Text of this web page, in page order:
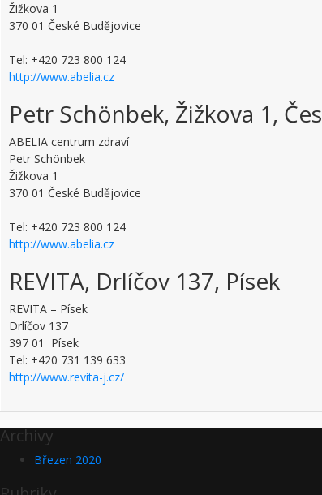
Žižkova 1
370 01 České Budějovice
Tel: +420 723 800 124
http://www.abelia.cz
Petr Schönbek, Žižkova 1,
ABELIA centrum zdraví
Petr Schönbek
Žižkova 1
370 01 České Budějovice
Tel: +420 723 800 124
http://www.abelia.cz
REVITA, Drlíčov 137, Písek
REVITA – Písek
Drlíčov 137
397 01 Písek
Tel: +420 731 139 633
http://www.revita-j.cz/
Archivy
Březen 2020